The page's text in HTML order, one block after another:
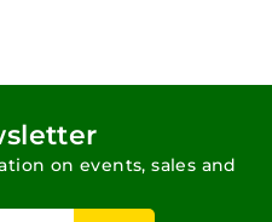
on events, sales and